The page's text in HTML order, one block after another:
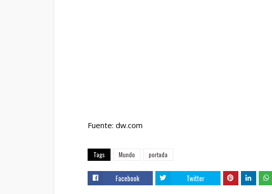
Fuente: dw.com
Tags Mundo portada
Facebook Twitter